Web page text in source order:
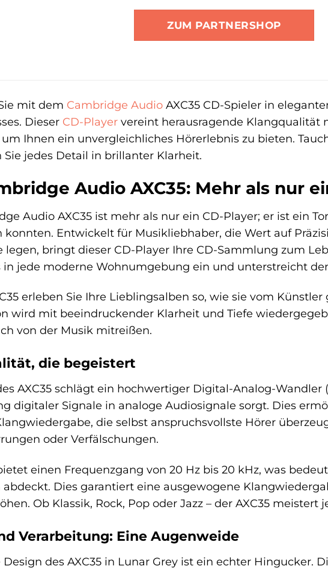
ZUM PARTNERSHOP
mit dem Cambridge Audio AXC35 CD-Spieler in
Dieser CD-Player vereint herausragende
Ihnen ein unvergleichliches Hörerlebnis zu bieten.
Sie jedes Detail in brillanter Klarheit.
Audio AXC35: Mehr als nur
Audio AXC35 ist mehr als nur ein CD-Player; er ist ein
konnten. Entwickelt für Musikliebhaber, die Wert auf
legen, bringt dieser CD-Player Ihre CD-Sammlung zum
in jede moderne Wohnumgebung ein und unterstreicht
erleben Sie Ihre Lieblingsalben so, wie sie vom
wird mit beeindruckender Klarheit und Tiefe
von der Musik mitreißen.
die begeistert
AXC35 schlägt ein hochwertiger Digital-Analog-Wandler (
digitaler Signale in analoge Audiosignale sorgt. Dies
die selbst anspruchsvollste Hörer
oder Verfälschungen.
einen Frequenzgang von 20 Hz bis 20 kHz, was
abdeckt. Dies garantiert eine ausgewogene
Ob Klassik, Rock, Pop oder Jazz – der AXC35
Verarbeitung: Eine Augenweide
Design des AXC35 in Lunar Grey ist ein echter Hingucker.